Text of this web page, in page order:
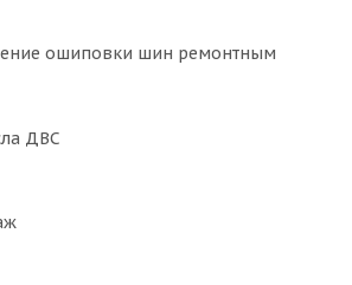
ошиповки шин ремонтным
ДВС